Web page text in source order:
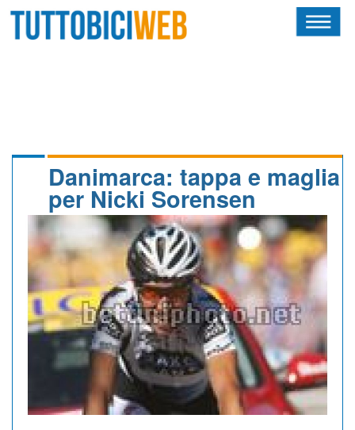
CALENDARIO
OSCAR
ALBI D'ORO
NEWSLETTER
Danimarca: tappa e maglia
per Nicki Sorensen